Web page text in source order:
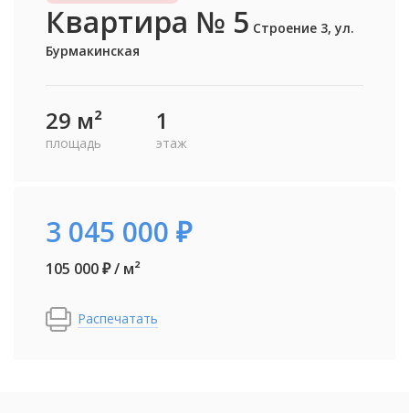
Квартира № 5 Строение 3, ул.
Бурмакинская
29 м²
площадь
1
этаж
3 045 000 ₽
105 000 ₽ / м²
Распечатать